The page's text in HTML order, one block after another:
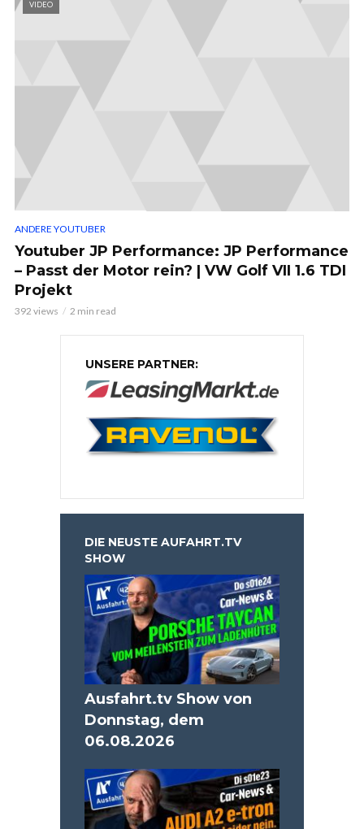
VIDEO
ANDERE YOUTUBER
Youtuber JP Performance: JP Performance
– Passt der Motor rein? | VW Golf VII 1.6 TDI
Projekt
392 views 2 min read
UNSERE PARTNER:
DIE NEUSTE AUFAHRT.TV
SHOW
Ausfahrt.tv Show von
Donnstag, dem
06.08.2026